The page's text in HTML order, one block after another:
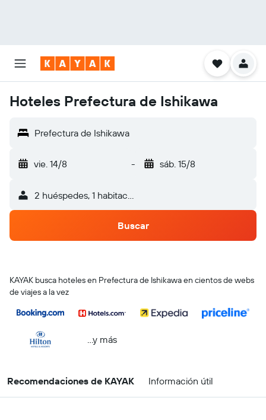
Hoteles Prefectura de Ishikawa
Prefectura de Ishikawa
vie. 14/8 - sáb. 15/8
2 huéspedes, 1 habitación
Buscar
KAYAK busca hoteles en Prefectura de Ishikawa en cientos de webs
de viajes a la vez
...y más
Recomendaciones de KAYAK Información útil